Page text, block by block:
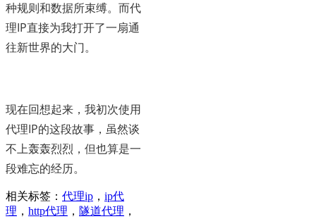
种规则和数据所束缚。而代
理IP直接为我打开了一扇通
往新世界的大门。
现在回想起来，我初次使用
代理IP的这段故事，虽然谈
不上轰轰烈烈，但也算是一
段难忘的经历。
相关标签： 代理ip ， ip代
理 ， http代理 ， 隧道代理 ，